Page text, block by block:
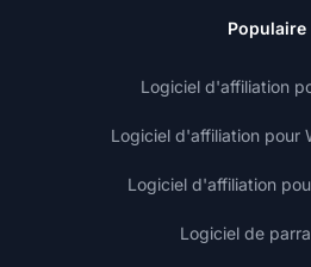
Populaire
Logiciel d'affiliation
Logiciel d'affiliation pour
Logiciel d'affiliation
Logiciel de